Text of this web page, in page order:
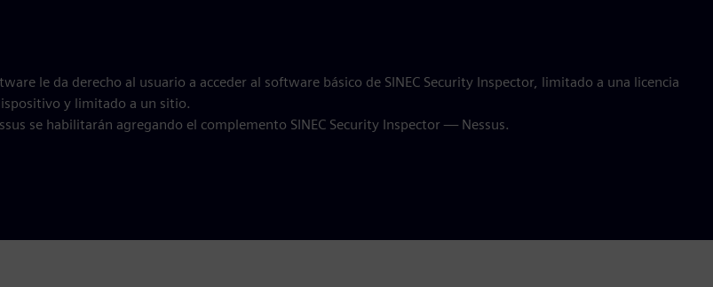
le da derecho al usuario a acceder al software básico de SINEC Security Inspector, limitado a una licencia
y limitado a un sitio.
se habilitarán agregando el complemento SINEC Security Inspector — Nessus.